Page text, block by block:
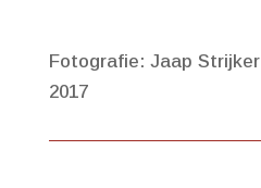
Fotografie: Jaap Strijker
2017